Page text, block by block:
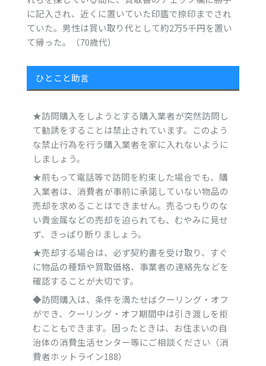
に記入され、近くに置いていた印鑑で捺印までされ
ていた。男性は買い取り代として約2万5千円を置い
て帰った。（70歳代）
ひとこと助言
★訪問購入をしようとする購入業者が突然訪問し
て勧誘をすることは禁止されています。このよう
な禁止行為を行う購入業者を家に入れないように
しましょう。
★前もって電話等で訪問を約束した場合でも、購
入業者は、消費者が事前に承諾していない物品の
売却を求めることはできません。売るつもりのな
い貴金属などの売却を迫られても、むやみに見せ
ず、きっぱり断りましょう。
★売却する場合は、必ず契約書を受け取り、すぐ
に物品の種類や買取価格、事業者の連絡先などを
確認することが大切です。
◆訪問購入は、条件を満たせばクーリング・オフ
ができ、クーリング・オフ期間中は引き渡しを拒
むこともできます。困ったときは、お住まいの自
治体の消費生活センター等にご相談ください（消
費者ホットライン188）